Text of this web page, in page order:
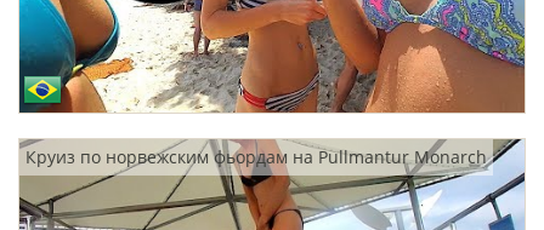
Круиз по норвежским фьордам на Pullmantur Monarch